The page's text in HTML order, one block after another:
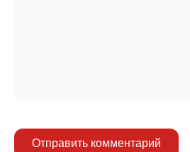
Отправить комментарий